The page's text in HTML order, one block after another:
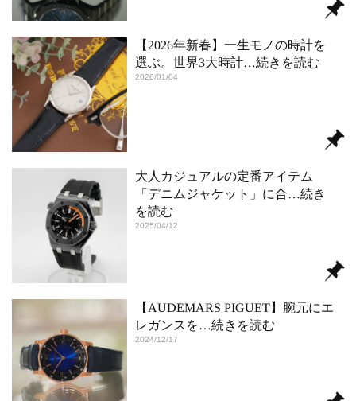
【2026年新春】一生モノの時計を
選ぶ。世界3大時計…続きを読む
2026/01/04
大人カジュアルの定番アイテム
「デニムジャケット」に合…続き
を読む
2025/04/12
【AUDEMARS PIGUET】腕元にエ
レガンスを…続きを読む
2024/12/17